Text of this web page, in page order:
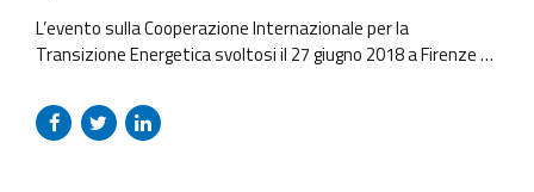
L’evento sulla Cooperazione Internazionale per la
Transizione Energetica svoltosi il 27 giugno 2018 a Firenze è
transizione energetica, che ha offerto interessanti spunti
su come affrontare le sfide future. Presto sarà disponibile il